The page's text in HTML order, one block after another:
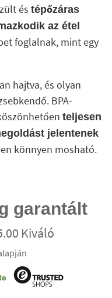
és tépőzáras
az étel
foglalnak, mint egy
hajtva, és olyan
BPA-
teljesen
jelentenek
könnyen mosható.
garantált
Kiváló